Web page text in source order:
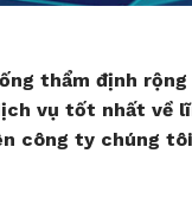
thẩm định
vụ tốt nhất về
công ty chúng